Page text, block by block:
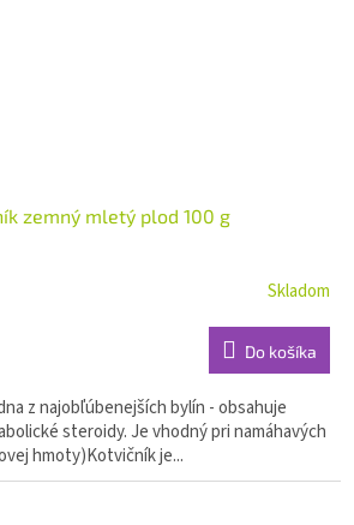
zemný mletý plod 100 g
Skladom
Do košíka
z najobľúbenejších bylín - obsahuje
steroidy. Je vhodný pri namáhavých
hmoty)Kotvičník je...